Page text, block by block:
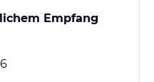
Empfang